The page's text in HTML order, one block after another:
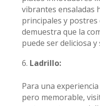
vibrantes ensaladas
principales y postres
demuestra que la
puede ser deliciosa
Ladrillo:
Para una
pero memorable,